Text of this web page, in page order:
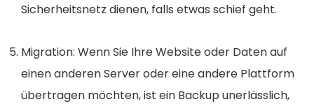
Sicherheitsnetz dienen, falls etwas schief geht.
Migration: Wenn Sie Ihre Website oder Daten auf
einen anderen Server oder eine andere Plattform
übertragen möchten, ist ein Backup unerlässlich,